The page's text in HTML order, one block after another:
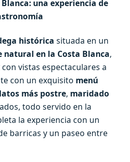
una experiencia de
histórica situada en un
natural en la Costa Blanca,
vistas espectaculares a
con un exquisito menú
más postre, maridado
todo servido en la
la experiencia con un
barricas y un paseo entre